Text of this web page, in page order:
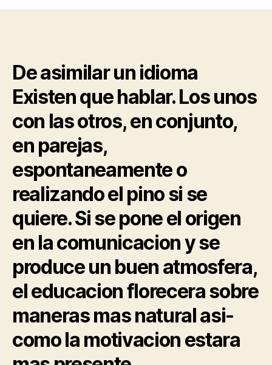
de
tipos
ELE
De asimilar un idioma
Existen que hablar. Los unos
con las otros, en conjunto,
en parejas,
espontaneamente o
realizando el pino si se
quiere. Si se pone el origen
en la comunicacion y se
produce un buen atmosfera,
el educacion florecera sobre
maneras mas natural asi­
como la motivacion estara